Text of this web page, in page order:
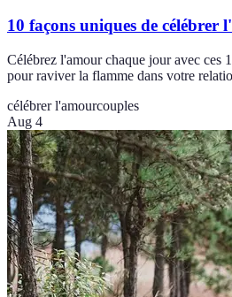
10 façons uniques de célébrer
Célébrez l'amour chaque jour avec ces
pour raviver la flamme dans votre
célébrer l'amourcouples
Aug 4